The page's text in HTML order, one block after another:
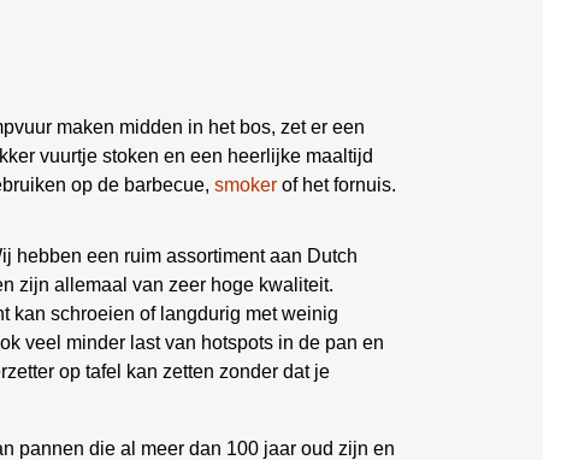
maken midden in het bos, zet er een
vuurtje stoken en een heerlijke maaltijd
op de barbecue, smoker of het fornuis.
hebben een ruim assortiment aan Dutch
zijn allemaal van zeer hoge kwaliteit.
kan schroeien of langdurig met weinig
veel minder last van hotspots in de pan en
op tafel kan zetten zonder dat je
pannen die al meer dan 100 jaar oud zijn en